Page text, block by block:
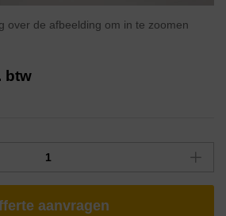
over de afbeelding om in te zoomen
btw
aanvragen